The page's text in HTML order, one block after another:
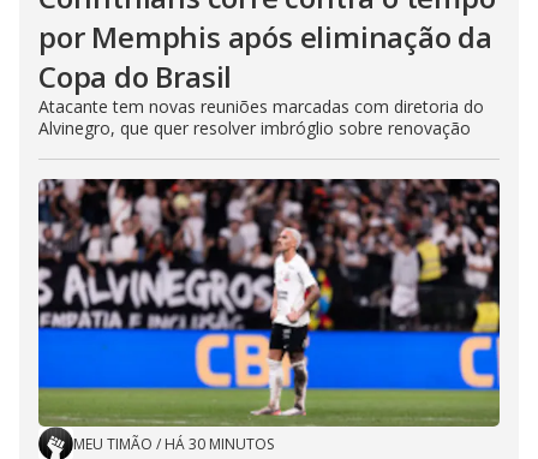
por Memphis após eliminação da
Copa do Brasil
Atacante tem novas reuniões marcadas com diretoria do
Alvinegro, que quer resolver imbróglio sobre renovação
MEU TIMÃO / HÁ 30 MINUTOS